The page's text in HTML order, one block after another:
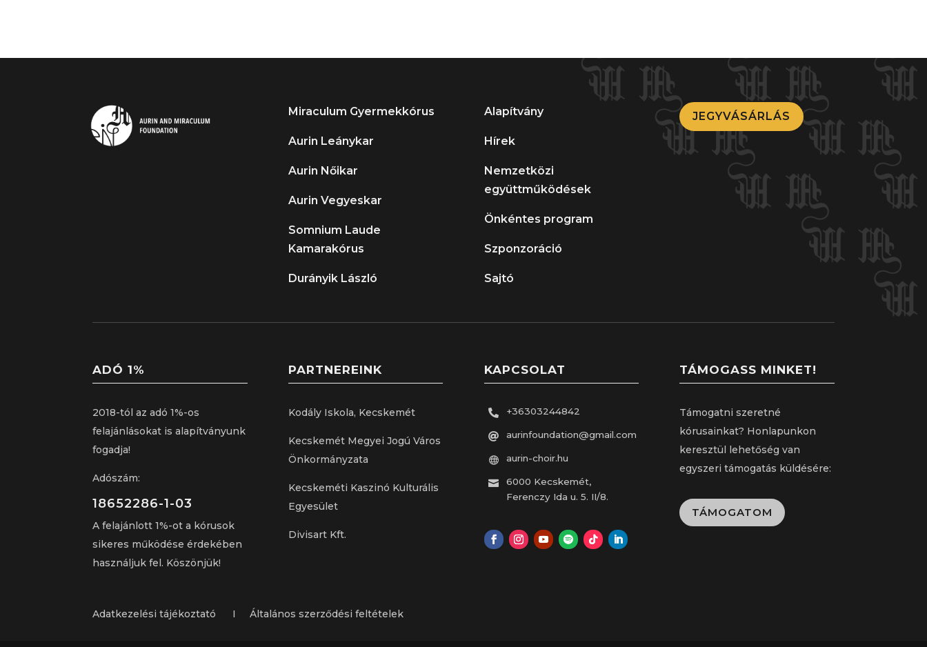
Miraculum Gyermekkórus
Aurin Leánykar
Aurin Nőikar
Aurin Vegyeskar
Somnium Laude
Kamarakórus
Durányik László
Alapítvány
Hírek
Nemzetközi
együttműködések
Önkéntes program
Szponzoráció
Sajtó
JEGYVÁSÁRLÁS
ADÓ 1%
2018-tól az adó 1%-os
felajánlásokat is alapítványunk
fogadja!
Adószám:
18652286-1-03
A felajánlott 1%-ot a kórusok
sikeres működése érdekében
használjuk fel. Köszönjük!
PARTNEREINK
Kodály Iskola, Kecskemét
Kecskemét Megyei Jogú Város
Önkormányzata
Kecskeméti Kaszinó Kulturális
Egyesület
Divisart Kft.
KAPCSOLAT
 +36303244842
 aurinfoundation@gmail.com
 aurin-choir.hu

6000 Kecskemét,
Ferenczy Ida u. 5. II/8.
TÁMOGASS MINKET!
Támogatni szeretné
kórusainkat? Honlapunkon
keresztül lehetőség van
egyszeri támogatás küldésére:
TÁMOGATOM
Adatkezelési tájékoztató I Általános szerződési feltételek